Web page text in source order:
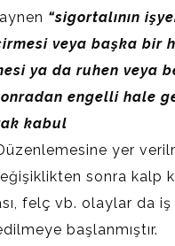
“sigortalının
veya başka bir
ya da ruhen veya
engelli hale
kabul
yer
sonra kalp
felç vb. olaylar da iş
başlanmıştır.